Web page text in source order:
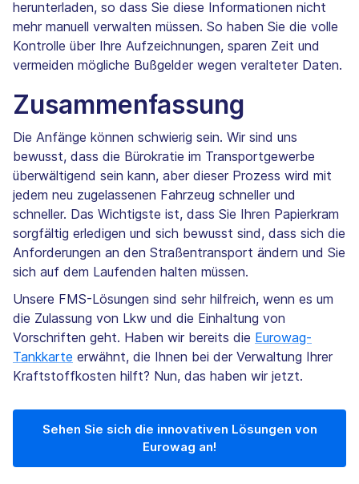
herunterladen, so dass Sie diese Informationen nicht
mehr manuell verwalten müssen. So haben Sie die volle
Kontrolle über Ihre Aufzeichnungen, sparen Zeit und
vermeiden mögliche Bußgelder wegen veralteter Daten.
Zusammenfassung
Die Anfänge können schwierig sein. Wir sind uns
bewusst, dass die Bürokratie im Transportgewerbe
überwältigend sein kann, aber dieser Prozess wird mit
jedem neu zugelassenen Fahrzeug schneller und
schneller. Das Wichtigste ist, dass Sie Ihren Papierkram
sorgfältig erledigen und sich bewusst sind, dass sich die
Anforderungen an den Straßentransport ändern und Sie
sich auf dem Laufenden halten müssen.
Unsere FMS-Lösungen sind sehr hilfreich, wenn es um
die Zulassung von Lkw und die Einhaltung von
Vorschriften geht. Haben wir bereits die Eurowag-
Tankkarte erwähnt, die Ihnen bei der Verwaltung Ihrer
Kraftstoffkosten hilft? Nun, das haben wir jetzt.
Sehen Sie sich die innovativen Lösungen von
Eurowag an!